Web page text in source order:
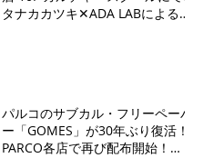
タナカカツキ✕ADA LABによるト
パルコのサブカル・フリーペーパ
ー「GOMES」が30年ぶり復活！
PARCO各店で再び配布開始！​